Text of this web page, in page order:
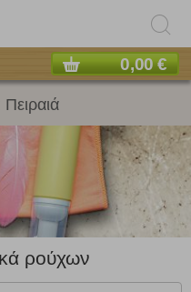
0,00 €
Πειραιά
ρούχων